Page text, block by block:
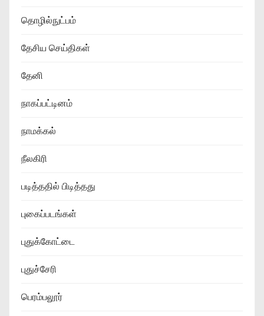
தொழில்நுட்பம்
தேசிய செய்திகள்
தேனி
நாகப்பட்டினம்
நாமக்கல்
நீலகிரி
படித்ததில் பிடித்தது
புகைப்படங்கள்
புதுக்கோட்டை
புதுச்சேரி
பெரம்பலூர்